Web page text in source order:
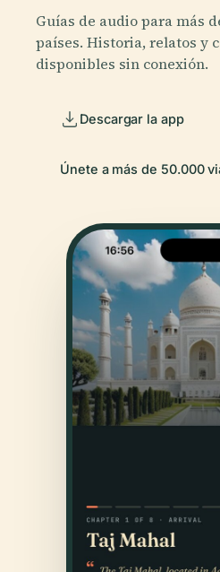
Guías de audio para más
países. Historia, relatos y
disponibles sin conexión.
Descargar la app
Únete a más de 50.000